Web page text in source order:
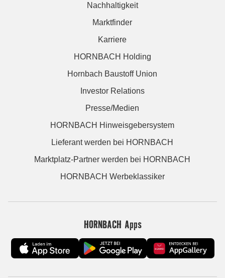
Nachhaltigkeit
Marktfinder
Karriere
HORNBACH Holding
Hornbach Baustoff Union
Investor Relations
Presse/Medien
HORNBACH Hinweisgebersystem
Lieferant werden bei HORNBACH
Marktplatz-Partner werden bei HORNBACH
HORNBACH Werbeklassiker
HORNBACH Apps